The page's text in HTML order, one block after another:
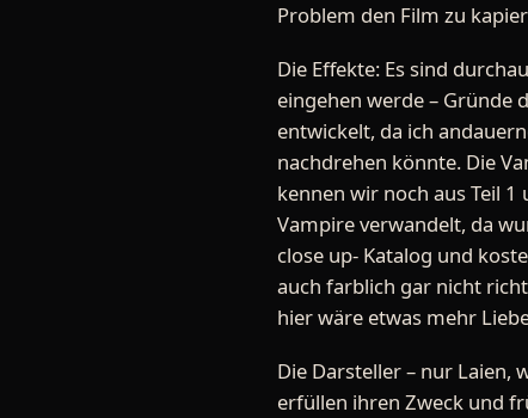
Problem den Film zu
Die Effekte: Es sind
eingehen werde – Gründe
entwickelt, da ich
nachdrehen könnte. Die
kennen wir noch aus Teil
Vampire verwandelt, da
close up- Katalog und
auch farblich gar nicht
hier wäre etwas mehr
Die Darsteller – nur Laien,
erfüllen ihren Zweck und